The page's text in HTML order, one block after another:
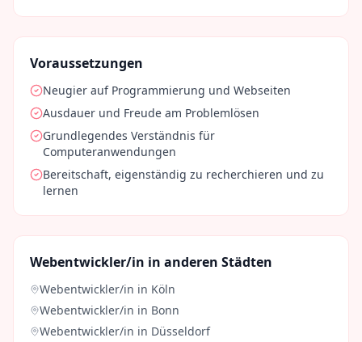
Voraussetzungen
Neugier auf Programmierung und Webseiten
Ausdauer und Freude am Problemlösen
Grundlegendes Verständnis für
Computeranwendungen
Bereitschaft, eigenständig zu recherchieren und zu
lernen
Webentwickler/in in anderen Städten
Webentwickler/in in Köln
Webentwickler/in in Bonn
Webentwickler/in in Düsseldorf